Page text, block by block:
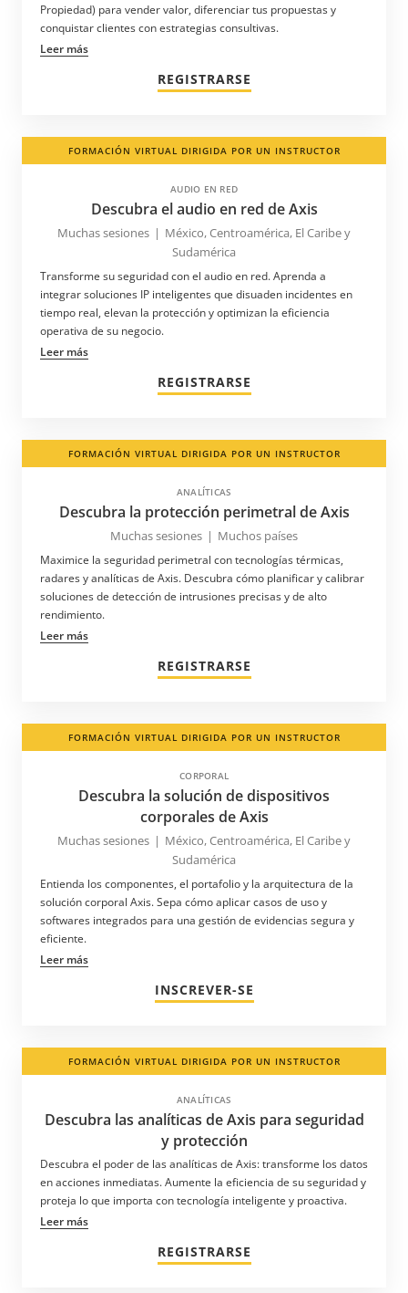
Propiedad) para vender valor, diferenciar tus propuestas y
conquistar clientes con estrategias consultivas.
Leer más
REGISTRARSE
FORMACIÓN VIRTUAL DIRIGIDA POR UN INSTRUCTOR
AUDIO EN RED
Descubra el audio en red de Axis
Muchas sesiones | México, Centroamérica, El Caribe y
Sudamérica
Transforme su seguridad con el audio en red. Aprenda a
integrar soluciones IP inteligentes que disuaden incidentes en
tiempo real, elevan la protección y optimizan la eficiencia
operativa de su negocio.
Leer más
REGISTRARSE
FORMACIÓN VIRTUAL DIRIGIDA POR UN INSTRUCTOR
ANALÍTICAS
Descubra la protección perimetral de Axis
Muchas sesiones | Muchos países
Maximice la seguridad perimetral con tecnologías térmicas,
radares y analíticas de Axis. Descubra cómo planificar y calibrar
soluciones de detección de intrusiones precisas y de alto
rendimiento.
Leer más
REGISTRARSE
FORMACIÓN VIRTUAL DIRIGIDA POR UN INSTRUCTOR
CORPORAL
Descubra la solución de dispositivos
corporales de Axis
Muchas sesiones | México, Centroamérica, El Caribe y
Sudamérica
Entienda los componentes, el portafolio y la arquitectura de la
solución corporal Axis. Sepa cómo aplicar casos de uso y
softwares integrados para una gestión de evidencias segura y
eficiente.
Leer más
INSCREVER-SE
FORMACIÓN VIRTUAL DIRIGIDA POR UN INSTRUCTOR
ANALÍTICAS
Descubra las analíticas de Axis para seguridad
y protección
Descubra el poder de las analíticas de Axis: transforme los datos
en acciones inmediatas. Aumente la eficiencia de su seguridad y
proteja lo que importa con tecnología inteligente y proactiva.
Leer más
REGISTRARSE